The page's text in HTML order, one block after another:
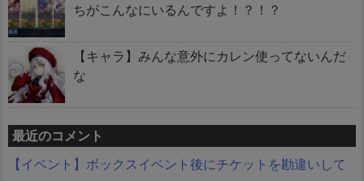
ちがこんなにいるんですよ！？！？
【キャラ】みんな意外にカレン使ってないんだ
な
最近のコメント
【イベント】ボックスイベント後にチケットを勘違いして